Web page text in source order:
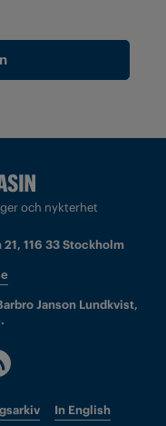
och nykterhet
116 33 Stockholm
Janson Lundkvist,
In English